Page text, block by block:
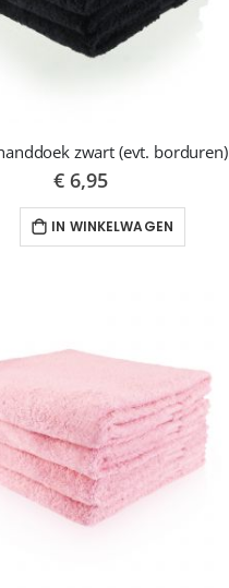
zwart (evt. borduren)
€ 6,95
IN WINKELWAGEN